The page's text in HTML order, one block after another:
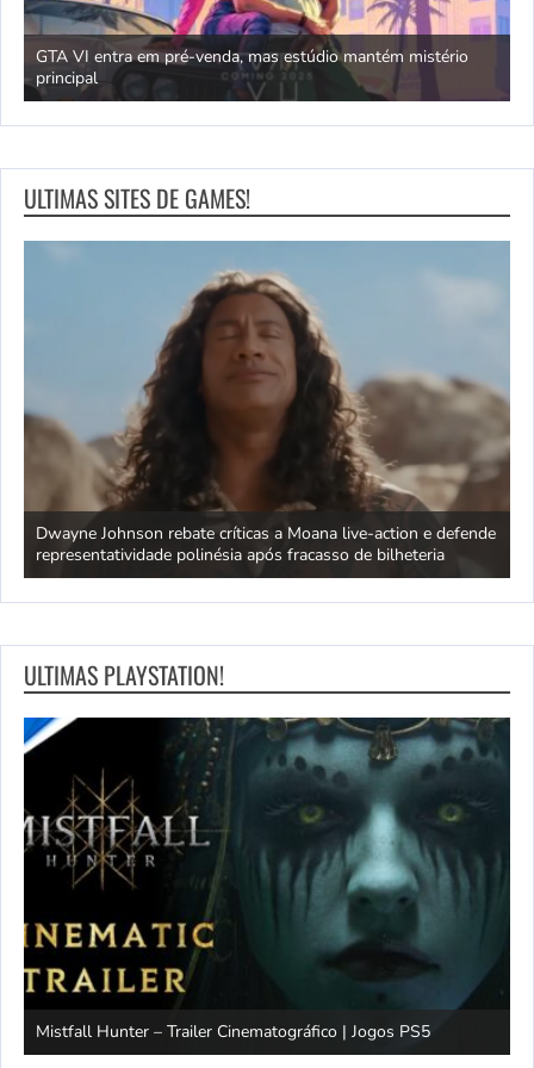
GTA VI entra em pré-venda, mas estúdio mantém mistério
principal
ULTIMAS SITES DE GAMES!
Dwayne Johnson rebate críticas a Moana live-action e defende
representatividade polinésia após fracasso de bilheteria
ULTIMAS PLAYSTATION!
Mistfall Hunter – Trailer Cinematográfico | Jogos PS5